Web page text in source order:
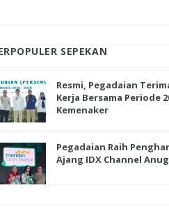
SEPEKAN
Resmi, Pegadaian
Kerja Bersama Periode
Kemenaker
Pegadaian Raih
Ajang IDX Channel